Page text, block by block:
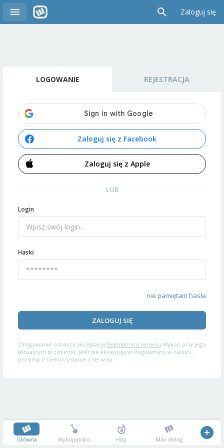
Zaloguj się
LOGOWANIE REJESTRACJA
Zaloguj się z Facebook
Zaloguj się z Apple
LUB
Login
Hasło
nie pamiętam hasła
ZALOGUJ SIĘ
Zalogowanie oznacza akceptację Regulaminu serwisu Wykop.pl w jego
aktualnym brzmieniu. Jeśli nie akceptujesz Regulaminu w całości,
prosimy o niekorzystanie z serwisu.
Główna Wykopalisko Hity Mikroblog